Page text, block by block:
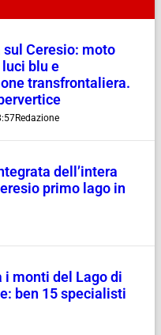
sul Ceresio: moto
luci blu e
transfrontaliera.
Redazione
dell’intera
primo lago in
i monti del Lago di
ben 15 specialisti